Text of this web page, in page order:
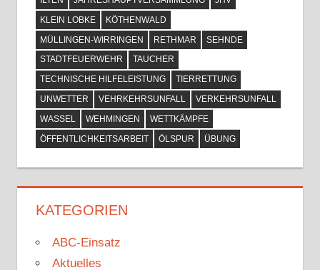
KLEIN LOBKE
KÖTHENWALD
MÜLLINGEN-WIRRINGEN
RETHMAR
SEHNDE
STADTFEUERWEHR
TAUCHER
TECHNISCHE HILFELEISTUNG
TIERRETTUNG
UNWETTER
VEHRKEHRSUNFALL
VERKEHRSUNFALL
WASSEL
WEHMINGEN
WETTKÄMPFE
ÖFFENTLICHKEITSARBEIT
ÖLSPUR ÜBUNG
KATEGORIEN
ABC-Einsatz
Aktuelles